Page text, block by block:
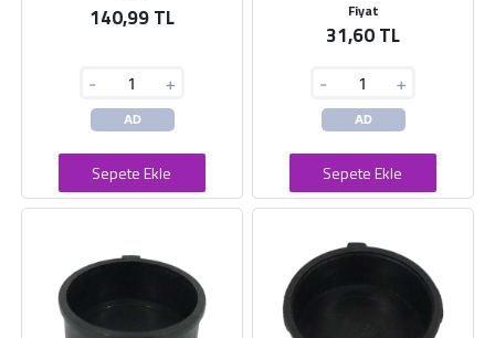
140,99 TL
- +
AD
Sepete Ekle
Fiyat
31,60 TL
- +
AD
Sepete Ekle